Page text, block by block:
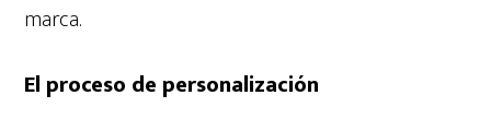
marca.
El proceso de personalización